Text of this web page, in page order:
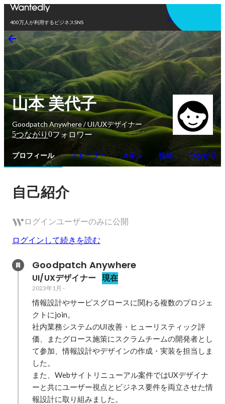
400万人が利用するビジネスSNS
アプリを使う
山本 美代子
Goodpatch Anywhere / UI/UXデザイナー
5つながり0フォロワー
プロフィール ストーリー スキル 性格 つながり
自己紹介
ログインユーザーのみに公開
ログインして続きを読む
Goodpatch Anywhere
UI/UXデザイナー 現在
2023年1月 -
情報設計やサービスグロースに関わる複数のプロジェ
クトにjoin。
社内業務システムのUI改善・ヒューリスティック評
価、またグロース施策にスクラムチームの開発者とし
て参加、情報設計やデザインの作成・実装を担当しま
した。
また、Webサイトリニューアル案件ではUXデザイナ
ーと共にユーザー視点とビジネス要件を両立させた情
報設計に取り組みました。